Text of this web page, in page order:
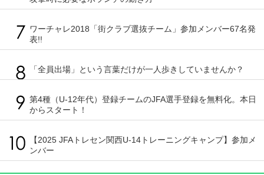
ワーチャレ2018「街クラブ選抜チーム」参加メンバー67名発
表!!
「全員出場」という言葉だけが一人歩きしていませんか？
第4種（U-12年代）登録チームのJFA選手登録を無料化。本日
からスタート！
【2025 JFAトレセン関西U-14トレーニングキャンプ】参加メ
ンバー